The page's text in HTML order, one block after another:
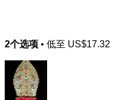
2个选项 • 低至 US$17.32